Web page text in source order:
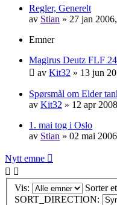
Regler, Generelt
av Stian » 27 jan
Emner
Magirus Deutz FLF
av Kit32 » 13 jun
Spørsmål om Elder
av Kit32 » 12 apr
1. mai tog i Oslo
av Stian » 02 mai
Nytt emne
Vis:
Sorter
SORT_DIRECTION: